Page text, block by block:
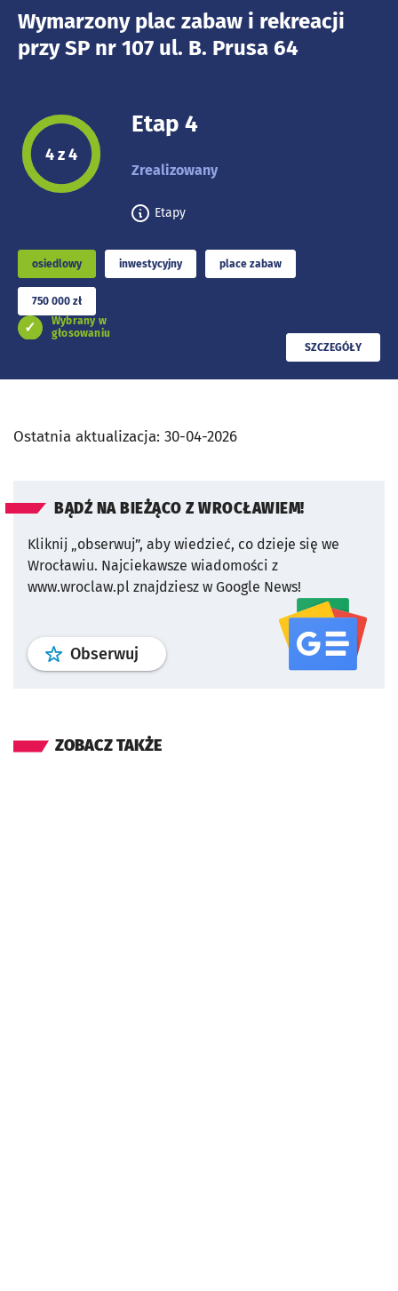
Wymarzony plac zabaw i rekreacji
przy SP nr 107 ul. B. Prusa 64
Etap projektu:
4 z 4
Etap 4
Zrealizowany
Etapy
Wybrany w
głosowaniu
osiedlowy inwestycyjny place zabaw
750 000 zł
PRZECZYTAJ
SZCZEGÓŁY
Ostatnia aktualizacja: 30-04-2026
BĄDŹ NA BIEŻĄCO Z WROCŁAWIEM!
Kliknij „obserwuj”, aby wiedzieć, co dzieje się we
Wrocławiu. Najciekawsze wiadomości z
www.wroclaw.pl znajdziesz w Google News!
Obserwuj profil serwisu
ZOBACZ TAKŻE